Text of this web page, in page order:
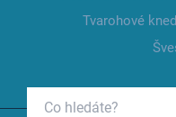
Tvarohové